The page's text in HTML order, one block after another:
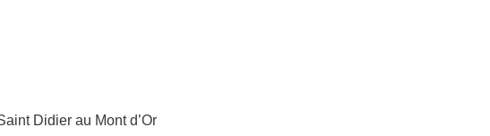
Didier au Mont d’Or